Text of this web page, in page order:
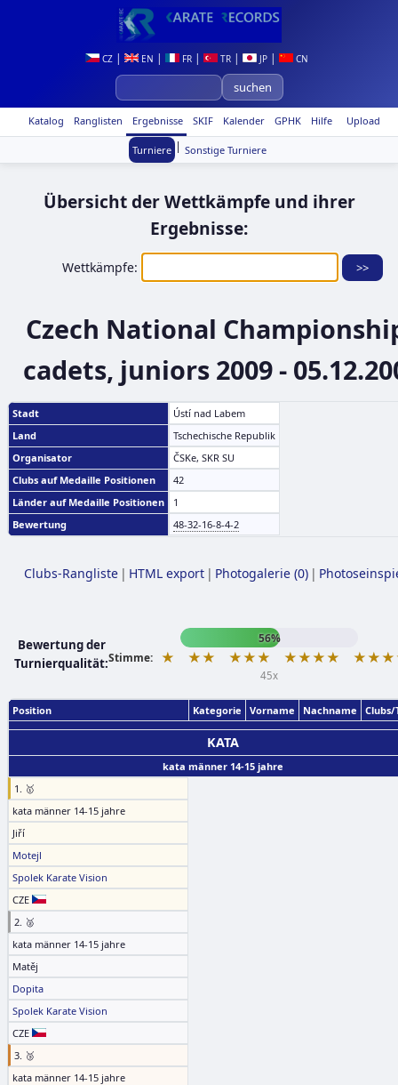
CZ| EN | FR| TR| JP| CN
Upload
Katalog Ranglisten Ergebnisse SKIF Kalender GPHK Hilfe
Turniere | Sonstige Turniere
Übersicht der Wettkämpfe und ihrer
Ergebnisse:
Wettkämpfe:
Czech National
cadets, juniors 2009 -
Stadt
Ústí nad Labem
Land
Tschechische Republik
Organisator
ČSKe, SKR SU
Clubs auf Medaille Positionen
42
Länder auf Medaille Positionen
1
Bewertung
48-32-16-8-4-2
Clubs-Rangliste | HTML export | Photogalerie (0) |
Bewertung der
Turnierqualität:
56%
Stimme:
★ ★★ ★★★ ★★★★
45x
Position Kategorie Vorname Nachname Clubs/
KATA
kata männer 14-15 jahre
1. 🥇
kata männer 14-15 jahre
Jiří
Motejl
Spolek Karate Vision
CZE
2. 🥈
kata männer 14-15 jahre
Matěj
Dopita
Spolek Karate Vision
CZE
3. 🥉
kata männer 14-15 jahre